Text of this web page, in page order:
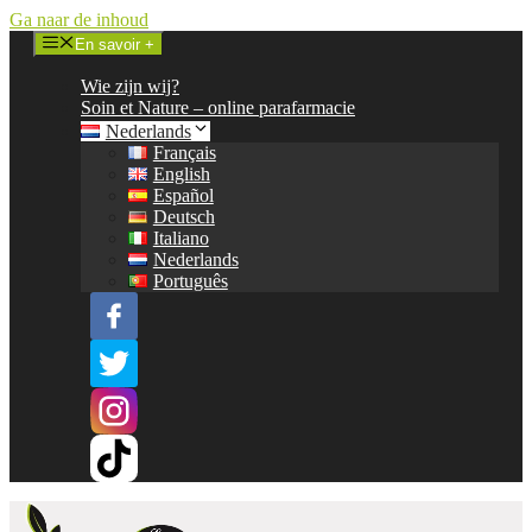
Ga naar de inhoud
En savoir +
Wie zijn wij?
Soin et Nature – online parafarmacie
Nederlands
Français
English
Español
Deutsch
Italiano
Nederlands
Português